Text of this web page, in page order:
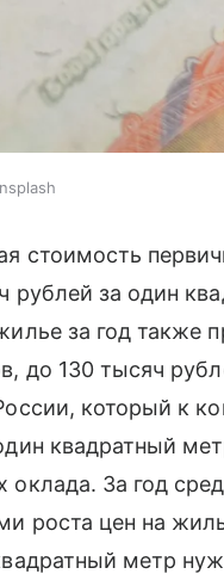
стоимость
рублей за один
за год также
до 130 тысяч
который к
квадратный
оклада. За год
роста цен на
метр